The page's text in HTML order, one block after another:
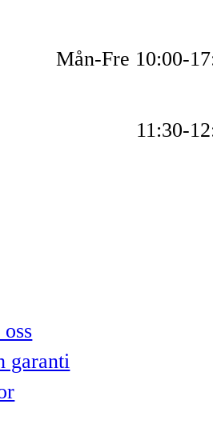
Mån-Fre 10:00-
11:30-
garanti